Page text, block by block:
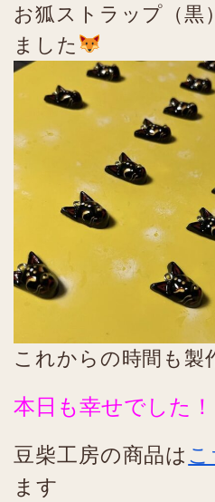
お狐ストラップ（黒
ました
これからの時間も製
本日も幸せでした！
豆柴工房の商品は
ます